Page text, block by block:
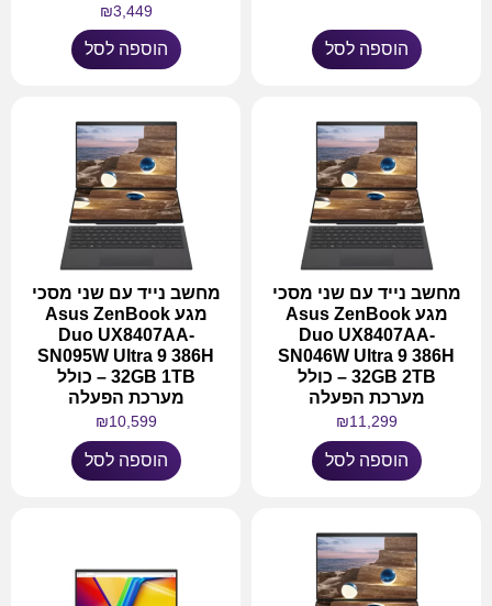
הוספה לסל
₪3,449
הוספה לסל
מחשב נייד עם שני מסכי
מגע Asus ZenBook
Duo UX8407AA-
SN046W Ultra 9 386H
32GB 2TB – כולל
מערכת הפעלה
₪11,299
הוספה לסל
מחשב נייד עם שני מסכי
מגע Asus ZenBook
Duo UX8407AA-
SN095W Ultra 9 386H
32GB 1TB – כולל
מערכת הפעלה
₪10,599
הוספה לסל